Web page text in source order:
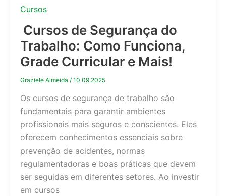
Cursos
Cursos de Segurança do
Trabalho: Como Funciona,
Grade Curricular e Mais!
Graziele Almeida / 10.09.2025
Os cursos de segurança de trabalho são
fundamentais para garantir ambientes
profissionais mais seguros e conscientes. Eles
oferecem conhecimentos essenciais sobre
prevenção de acidentes, normas
regulamentadoras e boas práticas que devem
ser seguidas em diferentes setores. Ao investir
em cursos